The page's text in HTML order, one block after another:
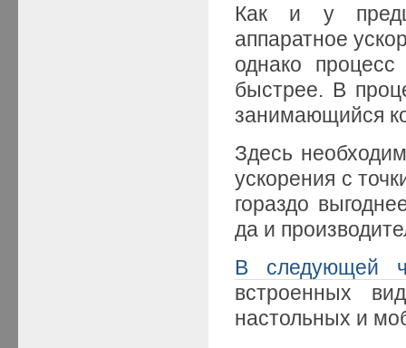
Как и у
аппаратное
однако
быстрее. В
занимающийся
Здесь
ускорения с
гораздо
да и
В следующей
встроенных
настольных и